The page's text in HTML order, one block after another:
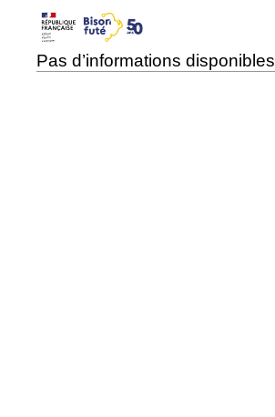
Pas d’informations disponibles